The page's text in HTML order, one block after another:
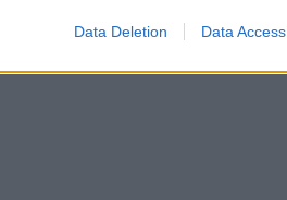
Data Deletion Data Access